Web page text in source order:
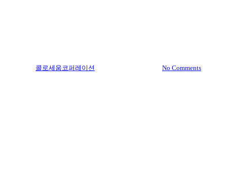
콜로세움코퍼레이션 No Comments